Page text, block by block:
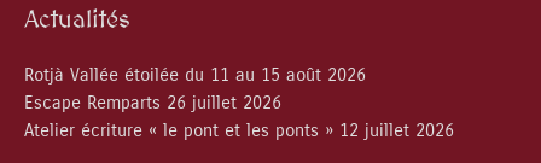
Actualités
Rotjà Vallée étoilée du 11 au 15 août 2026
Escape Remparts 26 juillet 2026
Atelier écriture « le pont et les ponts » 12 juillet 2026